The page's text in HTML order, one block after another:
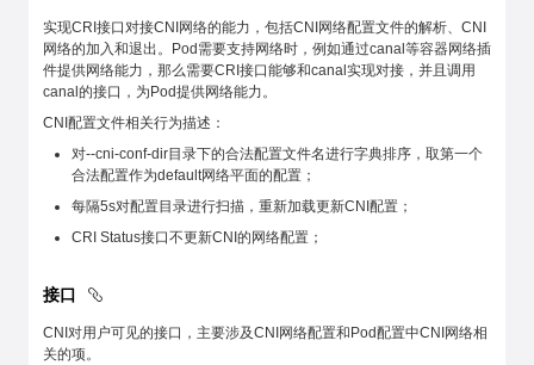
实现CRI接口对接CNI网络的能力，包括CNI网络配置文件的解析、CNI
网络的加入和退出。Pod需要支持网络时，例如通过canal等容器网络插
件提供网络能力，那么需要CRI接口能够和canal实现对接，并且调用
canal的接口，为Pod提供网络能力。
CNI配置文件相关行为描述：
对--cni-conf-dir目录下的合法配置文件名进行字典排序，取第一个
合法配置作为default网络平面的配置；
每隔5s对配置目录进行扫描，重新加载更新CNI配置；
CRI Status接口不更新CNI的网络配置；
接口
CNI对用户可见的接口，主要涉及CNI网络配置和Pod配置中CNI网络相
关的项。